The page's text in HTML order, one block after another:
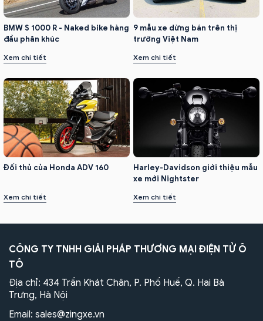
BMW S 1000 R - Naked bike hàng
đầu phân khúc
Xem chi tiết
9 mẫu xe dừng bán trên thị
trường Việt Nam
Xem chi tiết
Đối thủ của Honda ADV 160
Xem chi tiết
Harley-Davidson giới thiệu mẫu
xe mới Nightster
Xem chi tiết
CÔNG TY TNHH GIẢI PHÁP THƯƠNG MẠI ĐIỆN TỬ Ô
TÔ
Địa chỉ: 434 Trần Khát Chân, P. Phố Huế, Q. Hai Bà
Trưng, Hà Nội
Email: sales@zingxe.vn